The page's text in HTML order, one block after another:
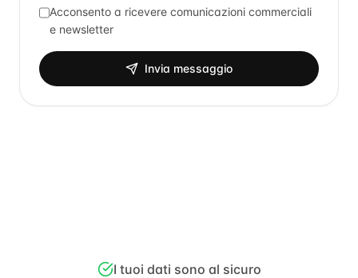
Acconsento a ricevere comunicazioni commerciali
e newsletter
Invia messaggio
I tuoi dati sono al sicuro